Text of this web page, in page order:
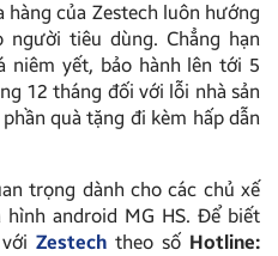
của Zestech luôn hướng
tiêu dùng. Chẳng hạn
niêm yết, bảo hành lên tới 5
12 tháng đối với lỗi nhà sản
quà tặng đi kèm hấp dẫn
trọng dành cho các chủ xế
android MG HS. Để biết
vớiZestech theo số Hotline: